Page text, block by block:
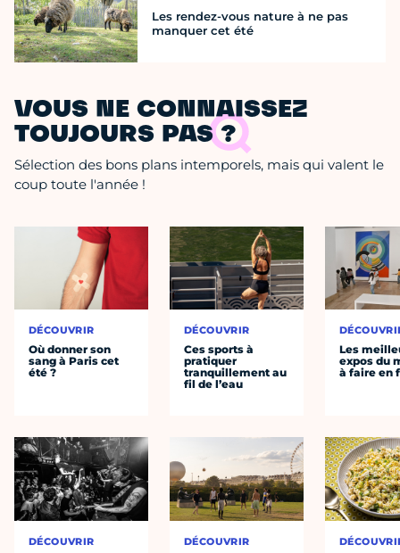
Les rendez-vous nature à ne pas
manquer cet été
VOUS NE CONNAISSEZ
TOUJOURS PAS ?
Sélection des bons plans intemporels, mais qui valent le
coup toute l'année !
DÉCOUVRIR
Où donner son
sang à Paris cet
été ?
DÉCOUVRIR
DÉCOUVRIR
Ces sports à
pratiquer
tranquillement au
fil de l’eau
DÉCOUVRIR
Les
expos du
à faire en